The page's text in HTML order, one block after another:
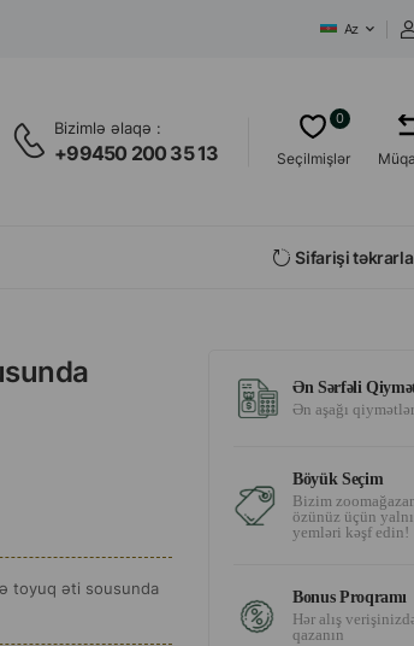
Az
Bizimlə əlaqə :
+99450 200 35 13 Seçilmişlər
0
Sifarişi təkrarla
toyuq əti sousunda
Ən Sərfəli
Ən aşağı
Böyük Seçim
Bizim
özünüz üçün
yemləri kəşf edin!
Bonus Proqramı
Hər alış
qazanın